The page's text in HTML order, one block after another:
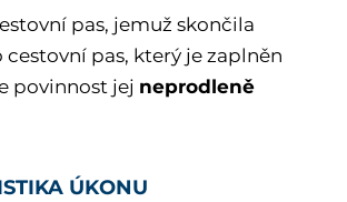
pas, jemuž skončila
pas, který je zaplněn
povinnost jej neprodleně
ÚKONU